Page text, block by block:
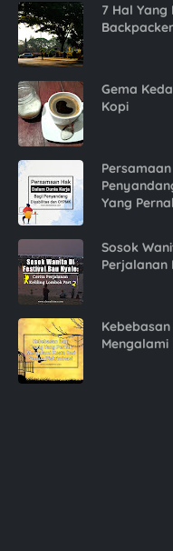
7 Hal Yang
Gema
Kopi
Yang
Sosok
Perjalanan
Mengalami